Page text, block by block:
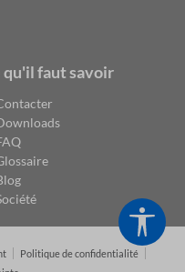
qu'il faut savoir
Politique de confidentialité